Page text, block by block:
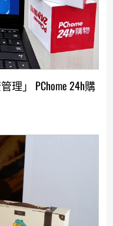
」 PChome 24h購